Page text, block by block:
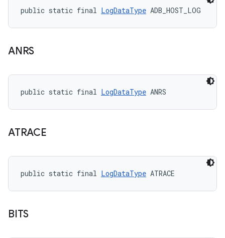
public static final LogDataType ADB_HOST_LOG
ANRS
public static final LogDataType ANRS
ATRACE
public static final LogDataType ATRACE
BITS